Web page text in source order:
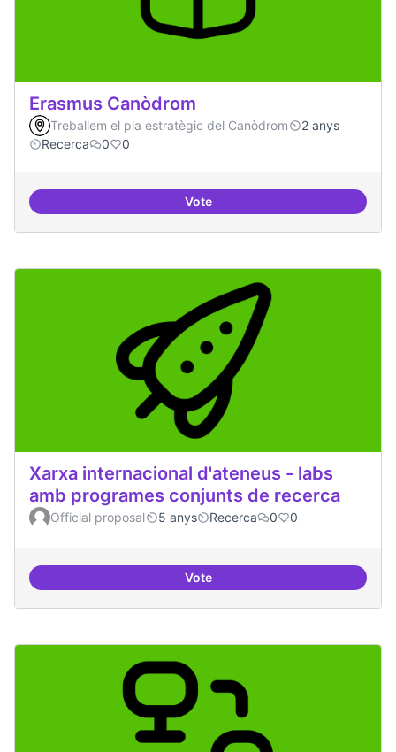
Erasmus Canòdrom
Treballem el pla estratègic del Canòdrom
2 anys
Recerca
0 0
VoteErasmus Canòdrom
Xarxa internacional d'ateneus - labs
amb programes conjunts de recerca
Official proposal 5 anys Recerca 0 0
VoteXarxa internacional d'ateneus -